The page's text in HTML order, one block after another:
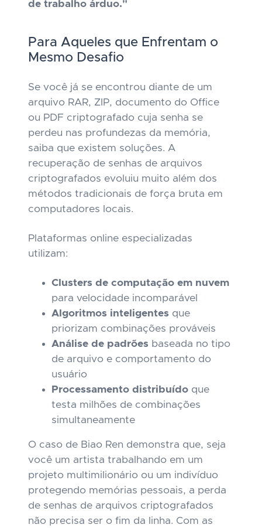
de trabalho árduo."
Para Aqueles que Enfrentam o
Mesmo Desafio
Se você já se encontrou diante de um
arquivo RAR, ZIP, documento do Office
ou PDF criptografado cuja senha se
perdeu nas profundezas da memória,
saiba que existem soluções. A
recuperação de senhas de arquivos
criptografados evoluiu muito além dos
métodos tradicionais de força bruta em
computadores locais.
Plataformas online especializadas
utilizam:
Clusters de computação em nuvem
para velocidade incomparável
Algoritmos inteligentes que
priorizam combinações prováveis
Análise de padrões baseada no tipo
de arquivo e comportamento do
usuário
Processamento distribuído que
testa milhões de combinações
simultaneamente
O caso de Biao Ren demonstra que, seja
você um artista trabalhando em um
projeto multimilionário ou um indivíduo
protegendo memórias pessoais, a perda
de senhas de arquivos criptografados
não precisa ser o fim da linha. Com as